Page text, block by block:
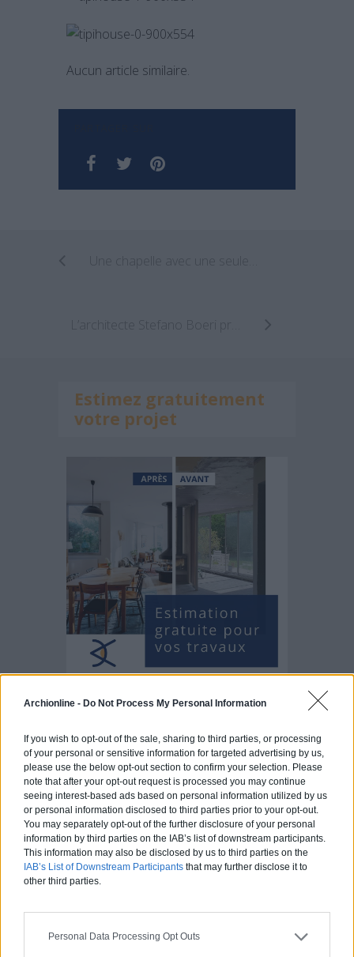
Archionline - Do Not Process My Personal Information
If you wish to opt-out of the sale, sharing to third parties, or processing
of your personal or sensitive information for targeted advertising by us,
please use the below opt-out section to confirm your selection. Please
note that after your opt-out request is processed you may continue
seeing interest-based ads based on personal information utilized by us
or personal information disclosed to third parties prior to your opt-out.
You may separately opt-out of the further disclosure of your personal
information by third parties on the IAB’s list of downstream participants.
This information may also be disclosed by us to third parties on the
IAB’s List of Downstream Participants that may further disclose it to
other third parties.
Personal Data Processing Opt Outs
Aucun article similaire.
Estimez gratuitement
votre projet
Articles récents
Jardin devant la maison : Top 5
des conseils d’aménagement
Comment choisir un claustra pour
son extérieur ?
Comment aménager l’entrée
extérieure de sa maison ?
frais ?